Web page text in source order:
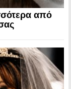
από